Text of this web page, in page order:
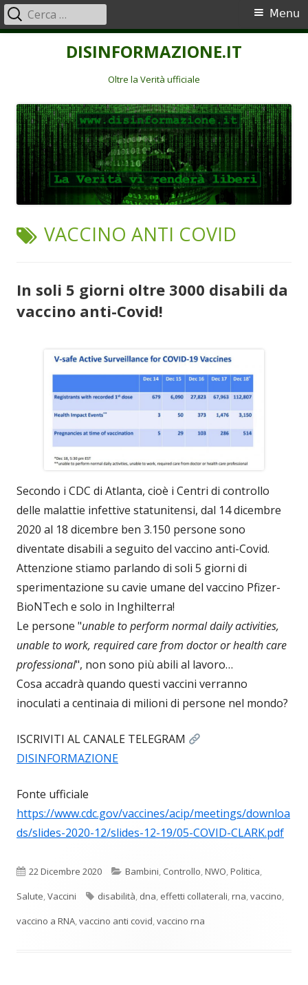
DISINFORMAZIONE.IT
Oltre la Verità ufficiale
Menu
principale
Menu
Ricerca
per:
TAG:
VACCINO ANTI COVID
In soli 5 giorni oltre 3000 disabili da
vaccino anti-Covid!
Secondo i CDC di Atlanta, cioè i Centri di controllo
delle malattie infettive statunitensi, dal 14 dicembre
2020 al 18 dicembre ben 3.150 persone sono
diventate disabili a seguito del vaccino anti-Covid.
Attenzione stiamo parlando di soli 5 giorni di
sperimentazione su cavie umane del vaccino Pfizer-
BioNTech e solo in Inghilterra!
Le persone "unable to perform normal daily activities,
unable to work, required care from doctor or health care
professional", non sono più abili al lavoro…
Cosa accadrà quando questi vaccini verranno
inoculati a centinaia di milioni di persone nel mondo?
ISCRIVITI AL CANALE TELEGRAM
DISINFORMAZIONE
Fonte ufficiale
https://www.cdc.gov/vaccines/acip/meetings/downloa
ds/slides-2020-12/slides-12-19/05-COVID-CLARK.pdf
Pubblicato
22 Dicembre 2020 Categorie
Bambini, Controllo,NWO,Politica,
Salute,Vaccini Tag
disabilità, dna, effetti collaterali,rna,vaccino,
vaccino a RNA,vaccino anti covid,vaccino rna